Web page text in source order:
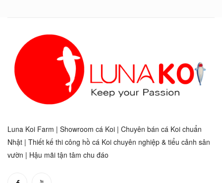
Luna Koi Farm | Showroom cá Koi | Chuyên bán cá Koi chuẩn
Nhật | Thiết kế thi công hồ cá Koi chuyên nghiệp & tiểu cảnh sân
vườn | Hậu mãi tận tâm chu đáo